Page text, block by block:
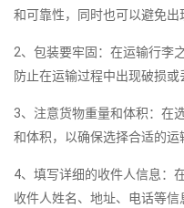
和可靠性，同时也可以避免出
2、包装要牢固：在运输行李
防止在运输过程中出现破损或
3、注意货物重量和体积：在
和体积，以确保选择合适的运
4、填写详细的收件人信息：
收件人姓名、地址、电话等